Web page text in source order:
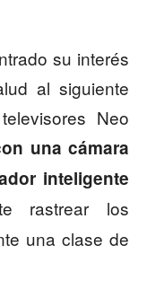
su interés
al siguiente
Neo
una cámara
inteligente
rastrear los
una clase de